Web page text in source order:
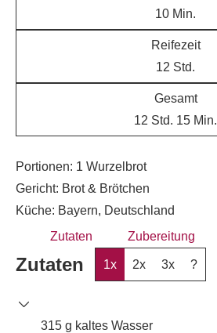
10 Min.
Reifezeit
12 Std.
Gesamt
12 Std. 15 Min.
Portionen: 1 Wurzelbrot
Gericht: Brot & Brötchen
Küche: Bayern, Deutschland
Zutaten
Zubereitung
Zutaten 1x 2x 3x ?
315 g kaltes Wasser